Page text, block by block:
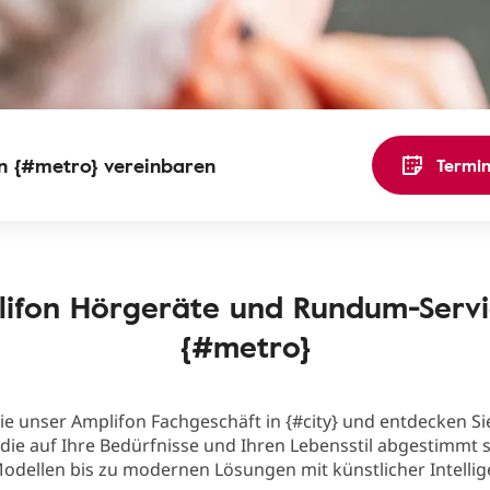
{#metro} vereinbaren
Hörgeräte und Rundum-
{#metro}
unser Amplifon Fachgeschäft in {#city} und entdecken
auf Ihre Bedürfnisse und Ihren Lebensstil abgestimmt
bis zu modernen Lösungen mit künstlicher